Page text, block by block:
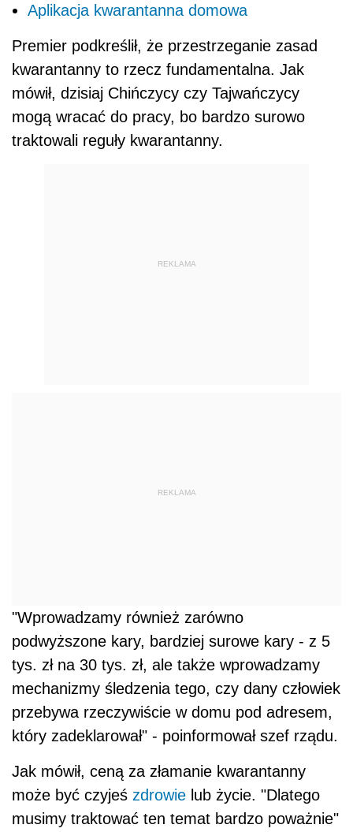
Aplikacja kwarantanna domowa
Premier podkreślił, że przestrzeganie zasad
kwarantanny to rzecz fundamentalna. Jak
mówił, dzisiaj Chińczycy czy Tajwańczycy
mogą wracać do pracy, bo bardzo surowo
traktowali reguły kwarantanny.
REKLAMA
REKLAMA
"Wprowadzamy również zarówno
podwyższone kary, bardziej surowe kary - z 5
tys. zł na 30 tys. zł, ale także wprowadzamy
mechanizmy śledzenia tego, czy dany człowiek
przebywa rzeczywiście w domu pod adresem,
który zadeklarował" - poinformował szef rządu.
Jak mówił, ceną za złamanie kwarantanny
może być czyjeś zdrowie lub życie. "Dlatego
musimy traktować ten temat bardzo poważnie"